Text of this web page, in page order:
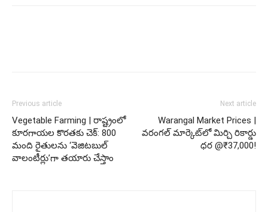
Previous article
Vegetable Farming | రాష్ట్రంలో
కూరగాయల కొరతకు చెక్: 800
మంది రైతులను ‘వెజిటబుల్
వాలంటీర్లు’గా తయారు చేస్తాం
Next article
Warangal Market Prices |
వరంగల్ మార్కెట్‌లో మిర్చి రికార్డు
ధర @₹37,000!